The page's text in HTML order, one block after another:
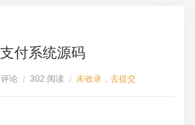
付系统源码
论 / 302 阅读 / 未收录，去提交